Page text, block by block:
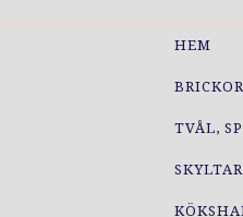
HEM
BRICKOR
TVÅL,
SKYLTAR